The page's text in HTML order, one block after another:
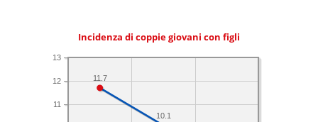
Incidenza di coppie giovani con figli
11
12
13
10.1
11.7